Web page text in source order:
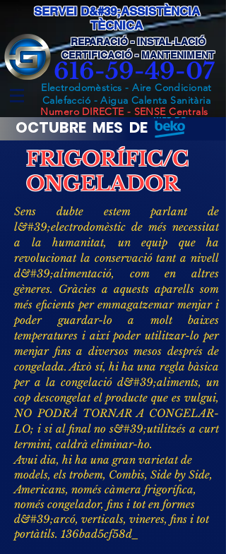
SERVEI D&#39;ASSISTÈNCIA
TÈCNICA
616-59-49-07
REPARACIÓ - INSTAL·LACIÓ
CERTIFICACIÓ - MANTENIMENT
Electrodomèstics - Aire Condicionat
Calefacció - Aigua Calenta Sanitària
OCTUBRE MES DE
Numero DIRECTE - SENSE Centrals
FRIGORÍFIC/C
ONGELADOR
Sens dubte estem parlant de
l&#39;electrodomèstic de més necessitat
a la humanitat, un equip que ha
revolucionat la conservació tant a nivell
d&#39;alimentació, com en altres
gèneres. Gràcies a aquests aparells som
més eficients per emmagatzemar menjar i
poder guardar-lo a molt baixes
temperatures i així poder utilitzar-lo per
menjar fins a diversos mesos després de
congelada. Això sí, hi ha una regla bàsica
per a la congelació d&#39;aliments, un
cop descongelat el producte que es vulgui,
NO PODRÀ TORNAR A CONGELAR-
LO; i si al final no s&#39;utilitzés a curt
termini, caldrà eliminar-ho.
Avui dia, hi ha una gran varietat de
models, els trobem, Combis, Side by Side,
Americans, només càmera frigorífica,
només congelador, fins i tot en formes
d&#39;arcó, verticals, vineres, fins i tot
portàtils. 136bad5cf58d_